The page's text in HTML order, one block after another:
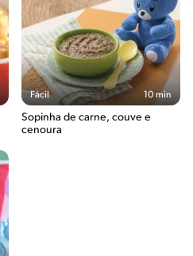
Fácil 10 min
Sopinha de carne, couve e
cenoura